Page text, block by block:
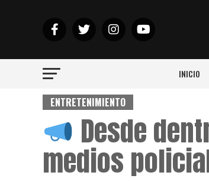
INICIO
ENTRETENIMIENTO
Desde
medios